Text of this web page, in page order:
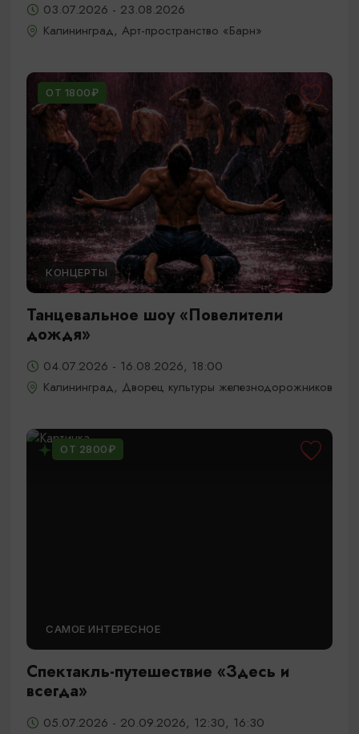
03.07.2026 - 23.08.2026
Калининград, Арт-пространство «Барн»
ОТ 1800₽
КОНЦЕРТЫ
Танцевальное шоу «Повелители
дождя»
04.07.2026 - 16.08.2026, 18:00
Калининград, Дворец культуры железнодорожников
ОТ 2800₽
САМОЕ ИНТЕРЕСНОЕ
Спектакль-путешествие «Здесь и
всегда»
05.07.2026 - 20.09.2026, 12:30, 16:30